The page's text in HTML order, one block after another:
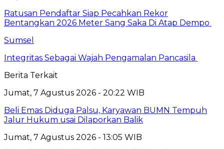
Ratusan Pendaftar Siap Pecahkan Rekor
Bentangkan 2026 Meter Sang Saka Di Atap Dempo
Sumsel
Integritas Sebagai Wajah Pengamalan Pancasila
Berita Terkait
Jumat, 7 Agustus 2026 - 20:22 WIB
Beli Emas Diduga Palsu, Karyawan BUMN Tempuh
Jalur Hukum usai Dilaporkan Balik
Jumat, 7 Agustus 2026 - 13:05 WIB